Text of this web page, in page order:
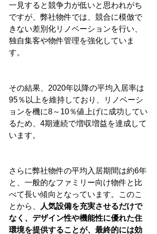
一見すると競争力が低いと思われがち
ですが、弊社物件では、競合に模倣で
きない差別化リノベーションを行い、
独自集客や物件管理を強化していま
す。
その結果、2020年以降の平均入居率は
95％以上を維持しており、リノベーシ
ョンを機に8～10％値上げに成功してい
るため、4期連続で増収増益を達成して
います。
さらに弊社物件の平均入居期間は約6年
と、一般的なファミリー向け物件と比
べて長い傾向となっています。このこ
とから、
人気設備を充実させるだけで
なく、デザイン性や機能性に優れた住
環境を提供することが、最終的には効